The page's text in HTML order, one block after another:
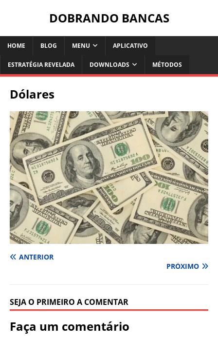
DOBRANDO BANCAS
HOME BLOG MENU APLICATIVO
ESTRATÉGIA REVELADA DOWNLOADS MÉTODOS
Dólares
ANTERIOR
PRÓXIMO
SEJA O PRIMEIRO A COMENTAR
Faça um comentário